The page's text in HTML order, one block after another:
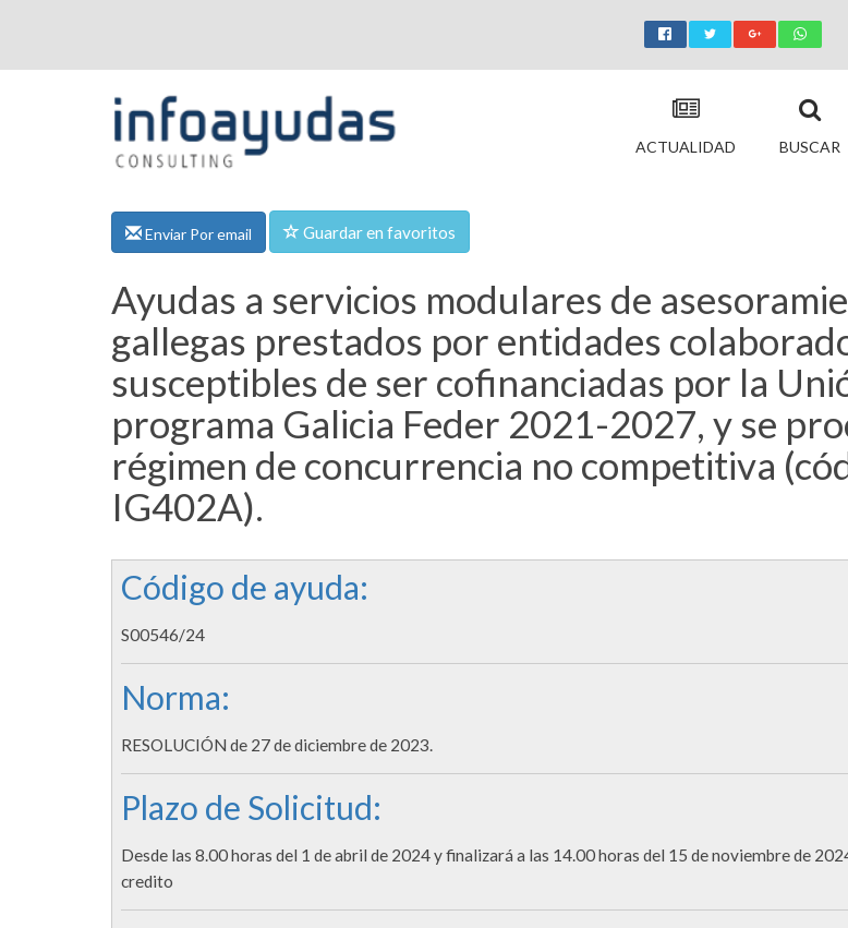
ACTUALIDAD BUSCAR
Enviar Por email Guardar en favoritos
Ayudas a servicios modulares de
gallegas prestados por entidades
susceptibles de ser cofinanciadas por la
programa Galicia Feder 2021-2027, y se
régimen de concurrencia no competitiva
IG402A).
Código de ayuda:
S00546/24
Norma:
RESOLUCIÓN de 27 de diciembre de 2023.
Plazo de Solicitud:
Desde las 8.00 horas del 1 de abril de 2024 y finalizará a las 14.00 horas del 15 de noviembre de
credito